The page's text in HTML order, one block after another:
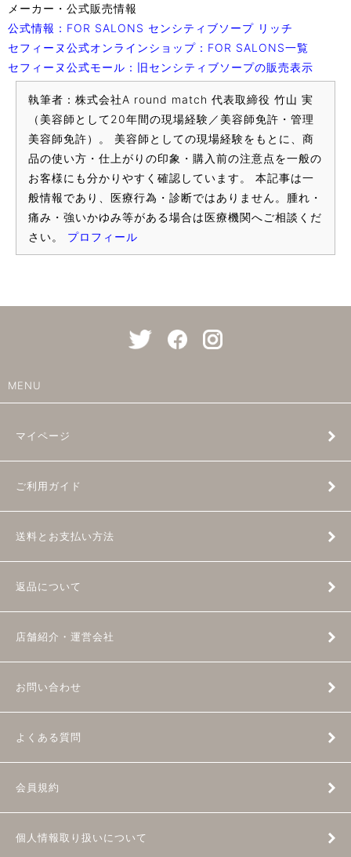
メーカー・公式販売情報
公式情報：FOR SALONS センシティブソープ リッチ
セフィーヌ公式オンラインショップ：FOR SALONS一覧
セフィーヌ公式モール：旧センシティブソープの販売表示
執筆者：株式会社A round match 代表取締役 竹山 実
（美容師として20年間の現場経験／美容師免許・管理
美容師免許）。 美容師としての現場経験をもとに、商
品の使い方・仕上がりの印象・購入前の注意点を一般の
お客様にも分かりやすく確認しています。 本記事は一
般情報であり、医療行為・診断ではありません。腫れ・
痛み・強いかゆみ等がある場合は医療機関へご相談くだ
さい。 プロフィール
MENU
マイページ
ご利用ガイド
送料とお支払い方法
返品について
店舗紹介・運営会社
お問い合わせ
よくある質問
会員規約
個人情報取り扱いについて